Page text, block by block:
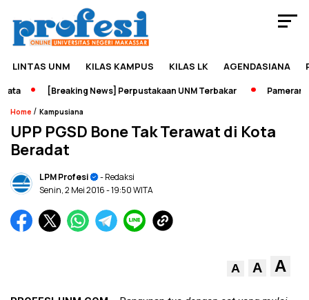
LINTAS UNM KILAS KAMPUS KILAS LK AGENDASIANA
[Breaking News] Perpustakaan UNM Terbakar Pameran
Home / Kampusiana
UPP PGSD Bone Tak Terawat di Kota
Beradat
LPM Profesi
- Redaksi
Senin, 2 Mei 2016- 19:50 WITA
A A A